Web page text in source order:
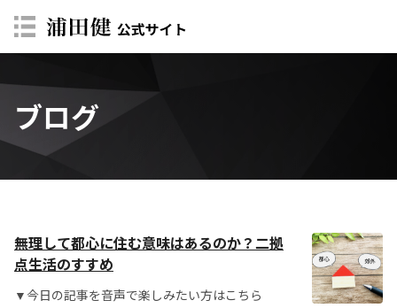
ブログ
無理して都心に住む意味はあるのか？二拠
点生活のすすめ
▼今日の記事を音声で楽しみたい方はこちら